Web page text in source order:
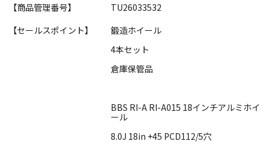
【商品管理番号】
TU26033532
【セールスポイント】
鍛造ホイール
4本セット
倉庫保管品
BBS RI-A RI-A015 18インチアルミホイ
ール
8.0J 18in +45 PCD112/5穴